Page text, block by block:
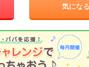
気にな